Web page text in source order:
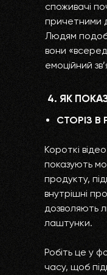
4. ЯК
СТОРІЗ В
Короткі
показують
продукту,
внутрішні
дозволяють
лаштунки.
Робіть це у
часу, щоб
споживачі
причетними
Людям
вони
емоційний